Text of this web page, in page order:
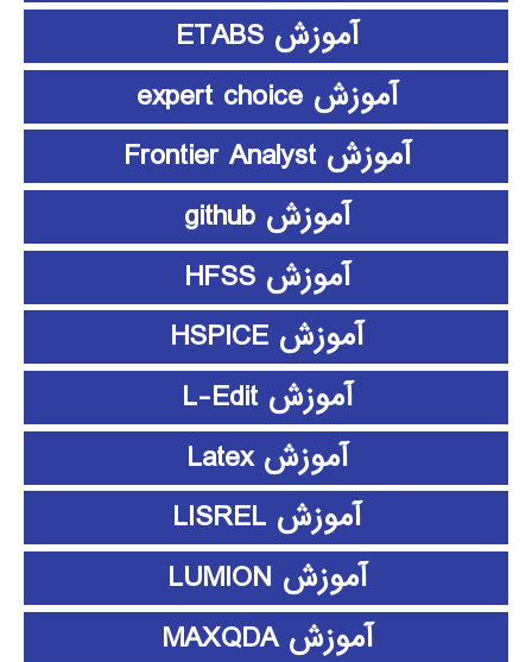
آموزش ETABS
آموزش expert choice
آموزش Frontier Analyst
آموزش github
آموزش HFSS
آموزش HSPICE
آموزش L-Edit
آموزش Latex
آموزش LISREL
آموزش LUMION
آموزش MAXQDA